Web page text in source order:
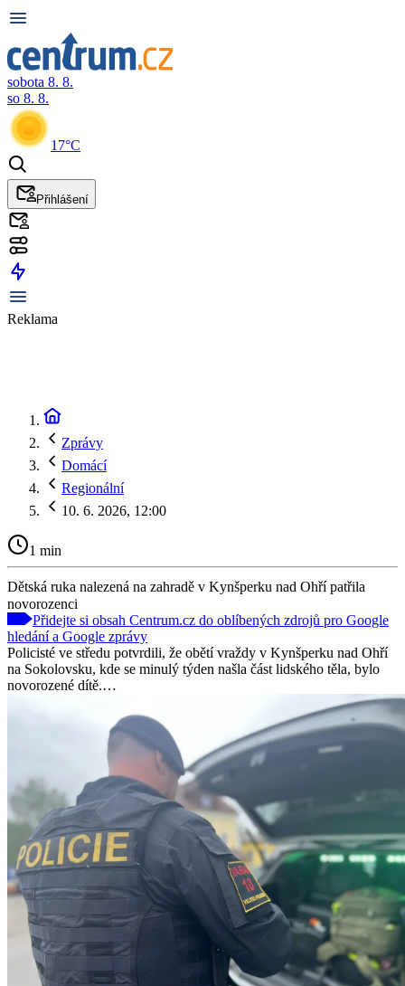
sobota 8. 8.
so 8. 8.
17°C
Přihlášení
Reklama
Zprávy
Domácí
Regionální
10. 6. 2026, 12:00
1 min
Dětská ruka nalezená na zahradě v Kynšperku nad Ohří patřila
novorozenci
Přidejte si obsah Centrum.cz do oblíbených zdrojů pro Google
hledání a Google zprávy
Policisté ve středu potvrdili, že obětí vraždy v Kynšperku nad Ohří
na Sokolovsku, kde se minulý týden našla část lidského těla, bylo
novorozené dítě.…